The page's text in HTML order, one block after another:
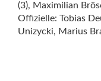
(3), Maximilian
Offizielle: Tobias
Unizycki, Marius